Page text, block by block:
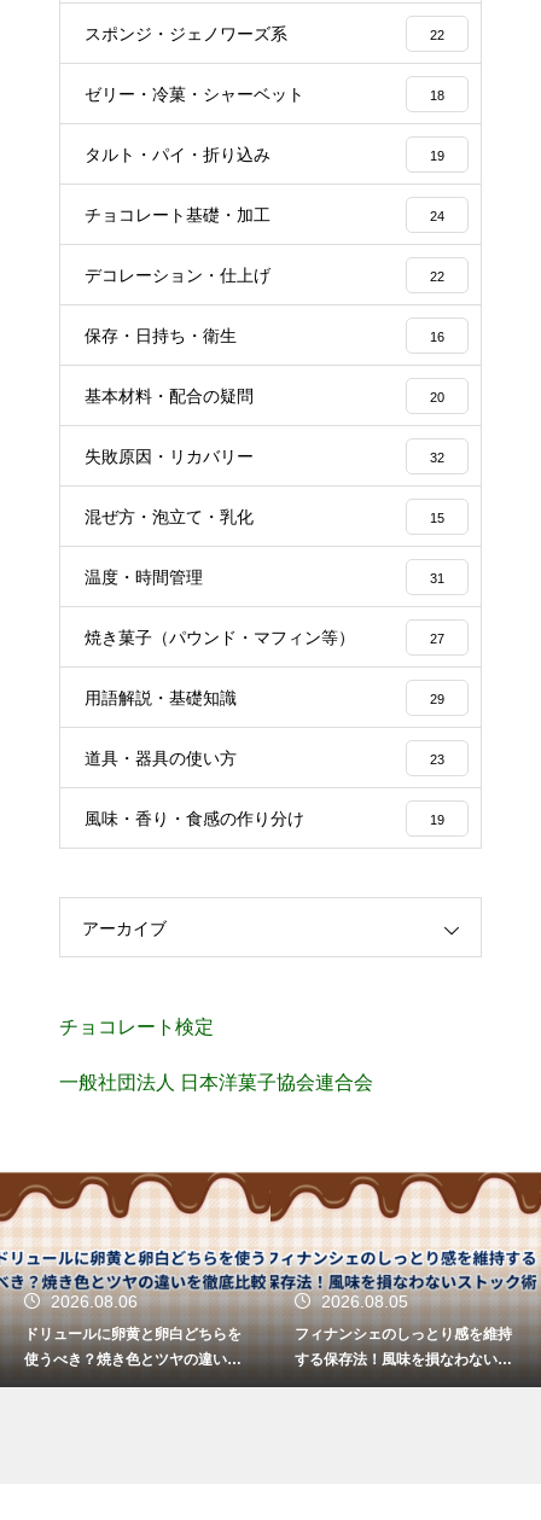
スポンジ・ジェノワーズ系 22
ゼリー・冷菓・シャーベット 18
タルト・パイ・折り込み 19
チョコレート基礎・加工 24
デコレーション・仕上げ 22
保存・日持ち・衛生 16
基本材料・配合の疑問 20
失敗原因・リカバリー 32
混ぜ方・泡立て・乳化 15
温度・時間管理 31
焼き菓子（パウンド・マフィン等） 27
用語解説・基礎知識 29
道具・器具の使い方 23
風味・香り・食感の作り分け 19
アーカイブ
チョコレート検定
一般社団法人 日本洋菓子協会連合会
2026.08.06
ドリュールに卵黄と卵白どちらを
使うべき？焼き色とツヤの違いを
徹底比較
2026.08.05
フィナンシェのしっとり感を維持
する保存法！風味を損なわないス
トック術